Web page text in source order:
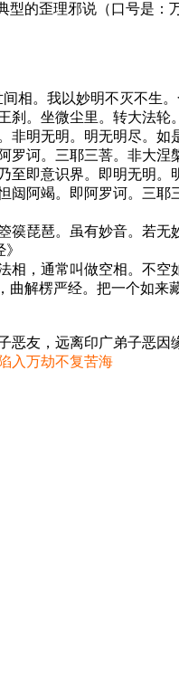
的歪理邪说（口号是
相。我以妙明不灭不生
。坐微尘里。转大法
明无明。明无明尽。
诃。三耶三菩。非大
即意识界。即明无明
阿竭。即阿罗诃。三
篌琵琶。虽有妙音。若无
，通常叫做空相。不
解楞严经。把一个如
友，远离印广弟子恶因
入万劫不复苦海